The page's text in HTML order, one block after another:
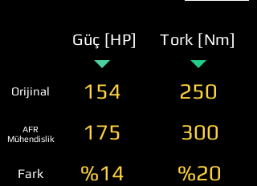
Güç [HP] Tork [Nm]
Orijinal 154 250
AFR
Mühendislik
175 300
Fark %14 %20